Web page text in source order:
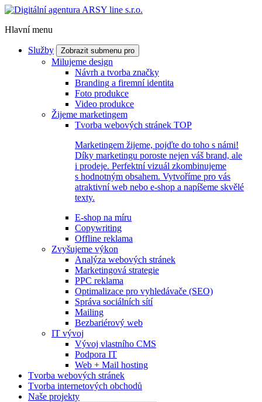
Hlavní menu
Služby Zobrazit submenu pro
Milujeme design
Návrh a tvorba značky
Branding a firemní identita
Foto produkce
Video produkce
Žijeme marketingem
Tvorba webových stránek TOP
Marketingem žijeme, pojďte do toho s námi!
Díky marketingu poroste nejen váš brand, ale
i prodeje. Perfektní vizuál zkombinujeme
s hodnotným obsahem. Vytvoříme pro vás
atraktivní web nebo e-shop a napíšeme skvělé
texty.
E-shop na míru
Copywriting
Offline reklama
Zvyšujeme výkon
Analýza webových stránek
Marketingová strategie
PPC reklama
Optimalizace pro vyhledávače (SEO)
Správa sociálních sítí
Mailing
Bezbariérový web
IT vývoj
Vývoj vlastního CMS
Podpora IT
Web + Mail hosting
Tvorba webových stránek
Tvorba internetových obchodů
Naše projekty